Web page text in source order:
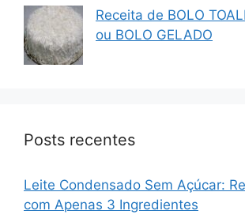
Receita de BOLO
ou BOLO GELADO
Posts recentes
Leite Condensado Sem Açúcar:
com Apenas 3 Ingredientes